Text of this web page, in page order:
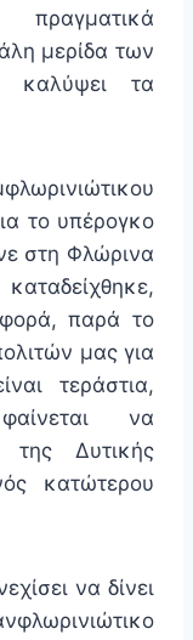
μερίδα των
καλύψει τα
το υπέρογκο
στη Φλώρινα
παρά το
μας για
τεράστια,
να
της Δυτικής
κατώτερου
να δίνει